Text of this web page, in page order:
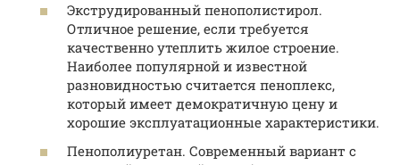
Экструдированный пенополистирол.
Отличное решение, если требуется
качественно утеплить жилое строение.
Наиболее популярной и известной
разновидностью считается пеноплекс,
который имеет демократичную цену и
хорошие эксплуатационные характеристики.
Пенополиуретан. Современный вариант с